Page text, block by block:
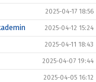
2025-04-17 18:56
2025-04-12 15:24
2025-04-11 18:43
2025-04-07 19:44
2025-04-05 16:12